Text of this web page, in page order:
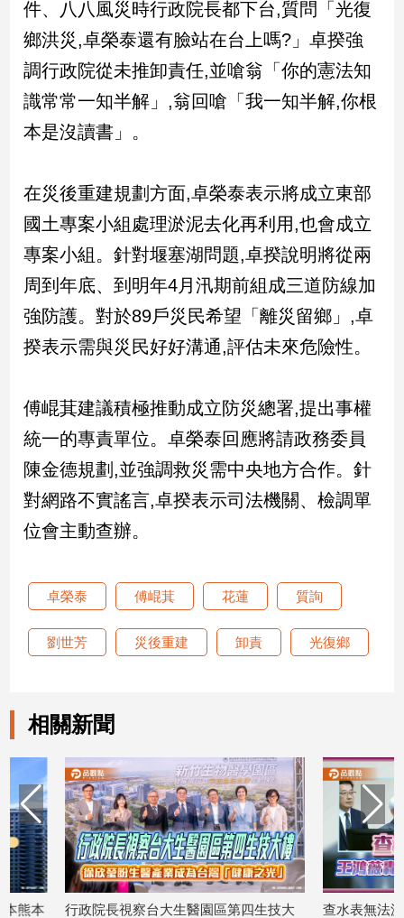
樂
娛
樂
聞
流
尚
追
星
生
活
室
設
計
旅
遊/
美
命
理
消
康/
感
情
藝
術
／
文
創
件、八八風災時行政院長都下台,質問「光復
鄉洪災,卓榮泰還有臉站在台上嗎?」卓揆強
調行政院從未推卸責任,並嗆翁「你的憲法知
識常常一知半解」,翁回嗆「我一知半解,你根
本是沒讀書」。
在災後重建規劃方面,卓榮泰表示將成立東部
國土專案小組處理淤泥去化再利用,也會成立
專案小組。針對堰塞湖問題,卓揆說明將從兩
周到年底、到明年4月汛期前組成三道防線加
強防護。對於89戶災民希望「離災留鄉」,卓
揆表示需與災民好好溝通,評估未來危險性。
傅崐萁建議積極推動成立防災總署,提出事權
統一的專責單位。卓榮泰回應將請政務委員
陳金德規劃,並強調救災需中央地方合作。針
對網路不實謠言,卓揆表示司法機關、檢調單
位會主動查辦。
卓榮泰 傅崐萁 花蓮 質詢
劉世芳 災後重建 卸責 光復鄉
相關新聞
行政院長視察台大生醫園區第四生技大
查水表無法源？王鴻